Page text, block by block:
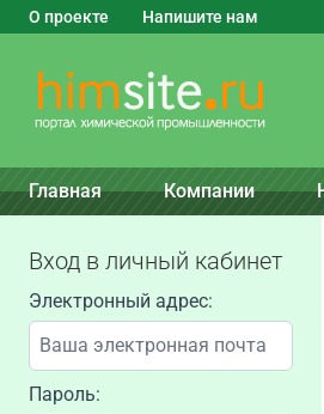
О проекте Напишите нам
Главная Компании
Вход в личный кабинет
Электронный адрес:
Пароль: